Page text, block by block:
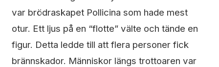
var brödraskapet Pollicina som hade mest
otur. Ett ljus på en “flotte” välte och tände en
figur. Detta ledde till att flera personer fick
brännskador. Människor längs trottoaren var